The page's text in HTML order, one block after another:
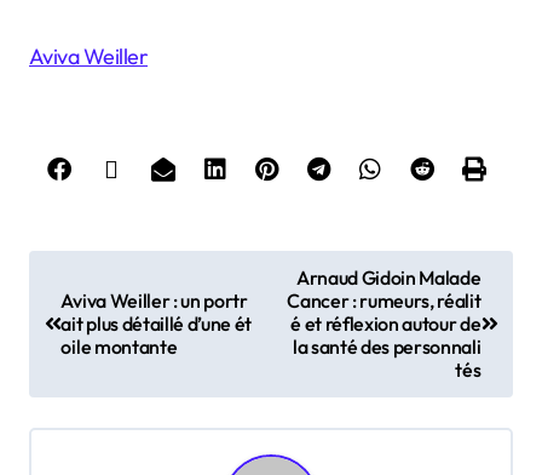
Aviva Weiller
t
n
Aviva Weiller : un portr
ait plus détaillé d’une ét
oile montante
Arnaud Gidoin Malade
Cancer : rumeurs, réalit
é et réflexion autour de
la santé des personnali
tés